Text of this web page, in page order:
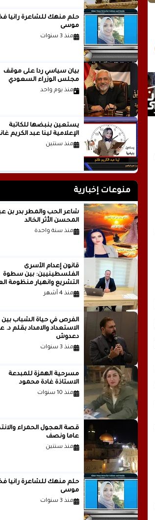
حلم منهك للشاعرة
موسى
منذ 3 سنوات
بيان سياسي رداً على موقف
مجلس الوزراء السعودي
منذ يوم واحد
يستعين بنبضها للكاتبة
الإعلامية لينا عبد الكريم غانم
منذ سنتين
منوعات إخبارية
شاعر الحب والمطر بدر
المحسن الأثر الخالد
منذ سنة واحدة
قانون إعدام الأسرى
الفلسطينيين: بين سطوة
التشريع وانهيار منظومة
الدولية...بقلم الدكتور وسيم
منذ 4 أشهر
الفرص في حياة الشباب بين
الاستعداد والامداد
دعدوش
منذ 3 سنوات
مسرحية الهمزة للمبدعة
الاستاذة غادة محمود
منذ 10 سنوات
قصة العجول الحمراء
عاما ونصف
منذ سنتين
حلم منهك للشاعرة
موسى
منذ 3 سنوات